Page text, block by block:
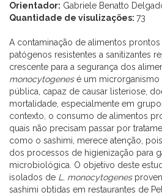
Orientador: Gabriele Benatto
Quantidade de visulizações: 73
A contaminação de alimentos
patógenos resistentes a sanitizantes
crescente para a segurança dos
monocytogenesé um microrganismo
pública, capaz de causar listeriose,
mortalidade, especialmente em
contexto, o consumo de alimentos
quais não precisam passar por
como o sashimi, merece atenção,
dos processos de higienização para
microbiológica. O objetivo deste
isolados de L. monocytogenes
sashimi obtidas em restaurantes de